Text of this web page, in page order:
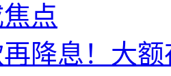
点
降息！大